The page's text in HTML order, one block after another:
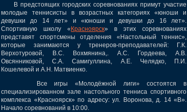
В предстоящих городских соревнованиях примут участие
молодые теннисисты в возрастных категориях «юноши и
девушки до 14 лет» и «юноши и девушки до 16 лет».
Спортивную школу «Красноярск» в этих соревнованиях
представят спортсмены отделения «Настольный теннис»,
которые занимаются у тренеров-преподавателей: Г.К.
Верхотуровой, В.С. Вохмянина,. А.С. Гордеева, А.В.
Овсянниковой, С.А. Самигуллина, А.Е. Челядко, П.И.
Кошелевой и А.Н. Матвиенко.
Все игры «Молодёжной лиги» состоятся в
специализированном зале настольного тенниса спортивного
комплекса «Красноярск» по адресу: ул. Воронова, д. 14 «В».
Начало соревнований в 10:00.